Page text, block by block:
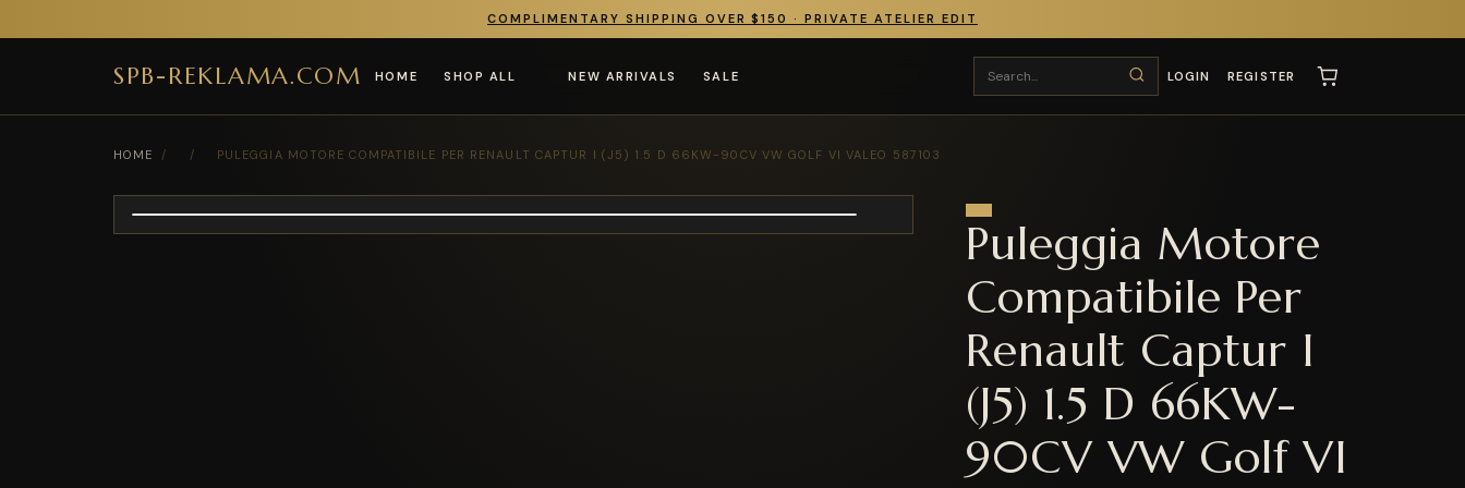
COMPLIMENTARY SHIPPING OVER $150 · PRIVATE ATELIER EDIT
SPB-REKLAMA.COM HOME SHOP ALL NEW ARRIVALS SALE LOGIN REGISTER
HOME / / PULEGGIA MOTORE COMPATIBILE PER RENAULT CAPTUR I (J5) 1.5 D 66KW-90CV VW GOLF VI VALEO 587103
Puleggia Motore
Compatibile Per
Renault Captur I
(J5) 1.5 D 66KW-
90CV VW Golf VI